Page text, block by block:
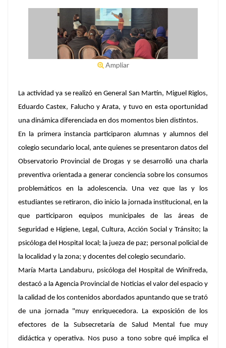
Ampliar
La actividad ya se realizó en General San Martín, Miguel Riglos,
Eduardo Castex, Falucho y Arata, y tuvo en esta oportunidad
una dinámica diferenciada en dos momentos bien distintos.
En la primera instancia participaron alumnas y alumnos del
colegio secundario local, ante quienes se presentaron datos del
Observatorio Provincial de Drogas y se desarrolló una charla
preventiva orientada a generar conciencia sobre los consumos
problemáticos en la adolescencia. Una vez que las y los
estudiantes se retiraron, dio inicio la jornada institucional, en la
que participaron equipos municipales de las áreas de
Seguridad e Higiene, Legal, Cultura, Acción Social y Tránsito; la
psicóloga del Hospital local; la jueza de paz; personal policial de
la localidad y la zona; y docentes del colegio secundario.
María Marta Landaburu, psicóloga del Hospital de Winifreda,
destacó a la Agencia Provincial de Noticias el valor del espacio y
la calidad de los contenidos abordados apuntando que se trató
de una jornada "muy enriquecedora. La exposición de los
efectores de la Subsecretaría de Salud Mental fue muy
didáctica y operativa. Nos puso a tono sobre qué implica el